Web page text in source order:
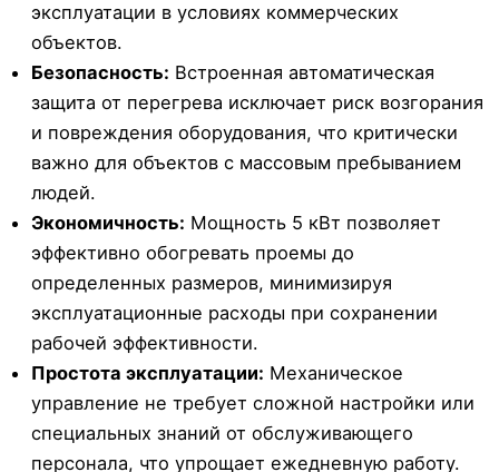
эксплуатации в условиях коммерческих
объектов.
Безопасность: Встроенная автоматическая
защита от перегрева исключает риск возгорания
и повреждения оборудования, что критически
важно для объектов с массовым пребыванием
людей.
Экономичность: Мощность 5 кВт позволяет
эффективно обогревать проемы до
определенных размеров, минимизируя
эксплуатационные расходы при сохранении
рабочей эффективности.
Простота эксплуатации: Механическое
управление не требует сложной настройки или
специальных знаний от обслуживающего
персонала, что упрощает ежедневную работу.